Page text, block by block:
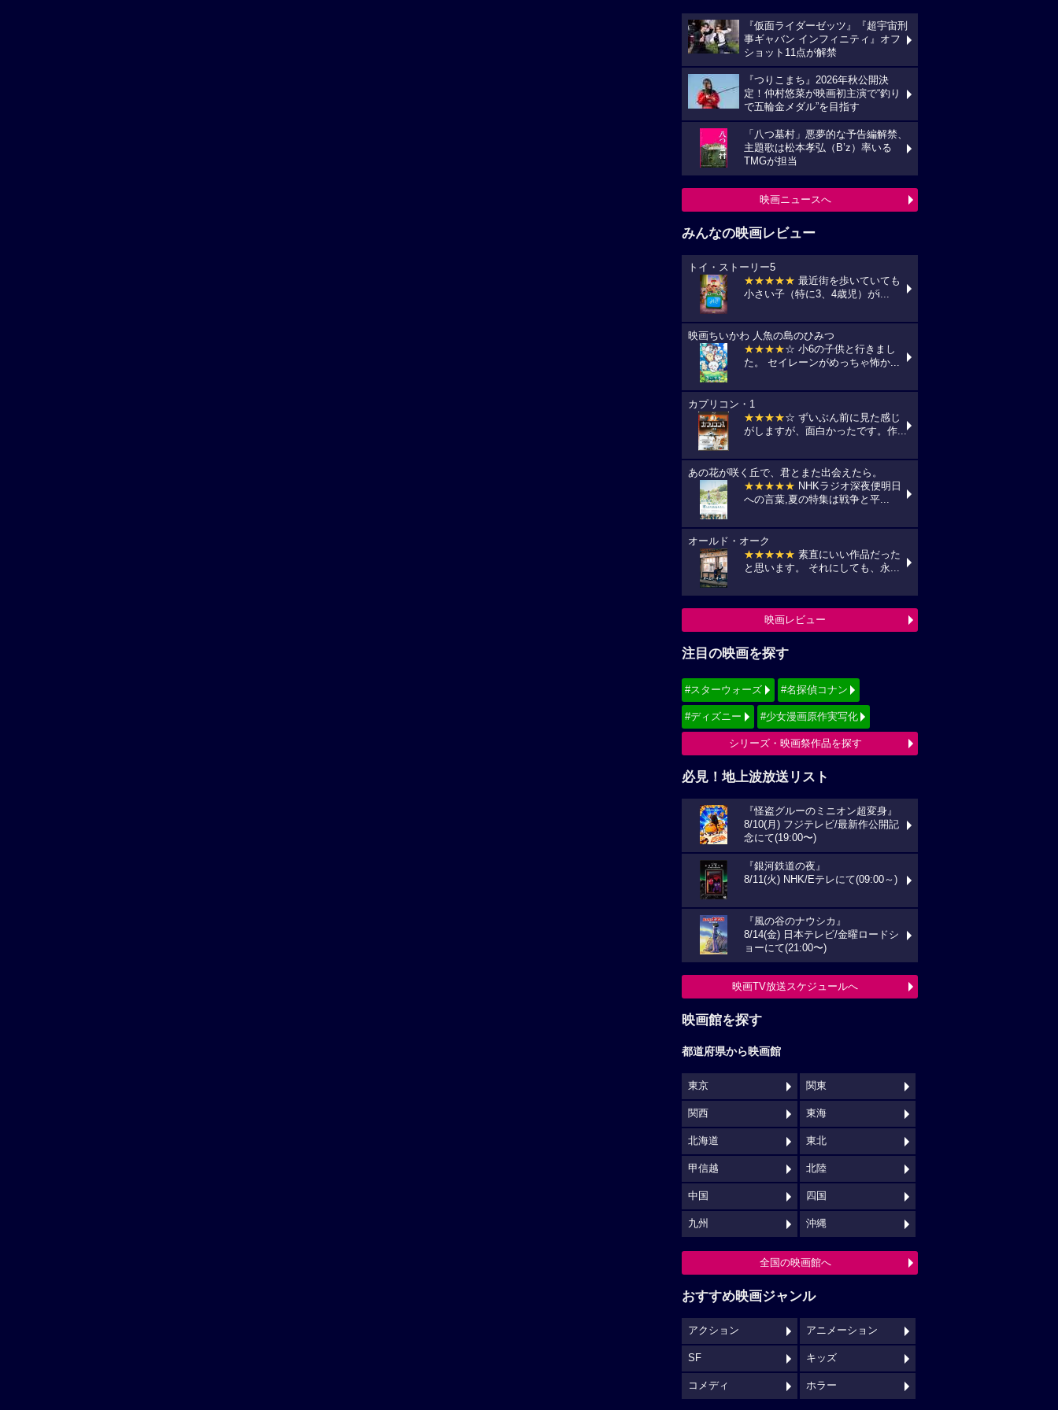
『仮面ライダーゼッツ』『超宇宙刑
事ギャバン インフィニティ』オフ
ショット11点が解禁
『つりこまち』2026年秋公開決
定！仲村悠菜が映画初主演で“釣り
で五輪金メダル”を目指す
「八つ墓村」悪夢的な予告編解禁、
主題歌は松本孝弘（B’z）率いる
TMGが担当
映画ニュースへ
みんなの映画レビュー
トイ・ストーリー5
★★★★★ 最近街を歩いていても
小さい子（特に3、4歳児）がi...
映画ちいかわ 人魚の島のひみつ
★★★★☆ 小6の子供と行きまし
た。 セイレーンがめっちゃ怖か...
カプリコン・1
★★★★☆ ずいぶん前に見た感じ
がしますが、面白かったです。作...
あの花が咲く丘で、君とまた出会えたら。
★★★★★ NHKラジオ深夜便明日
への言葉,夏の特集は戦争と平...
オールド・オーク
★★★★★ 素直にいい作品だった
と思います。 それにしても、永...
映画レビュー
注目の映画を探す
#スターウォーズ #名探偵コナン
#ディズニー #少女漫画原作実写化
シリーズ・映画祭作品を探す
必見！地上波放送リスト
『怪盗グルーのミニオン超変身』
8/10(月) フジテレビ/最新作公開記
念にて(19:00〜)
『銀河鉄道の夜』
8/11(火) NHK/Eテレにて(09:00～)
『風の谷のナウシカ』
8/14(金) 日本テレビ/金曜ロードシ
ョーにて(21:00〜)
映画TV放送スケジュールへ
映画館を探す
都道府県から映画館
東京 関東
関西 東海
北海道 東北
甲信越 北陸
中国 四国
九州 沖縄
全国の映画館へ
おすすめ映画ジャンル
アクション アニメーション
SF キッズ
コメディ ホラー